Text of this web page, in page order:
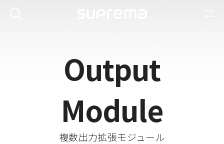
Output
Module
複数出力拡張モジュール